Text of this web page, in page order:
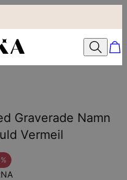
Graverade Namn
Vermeil
%